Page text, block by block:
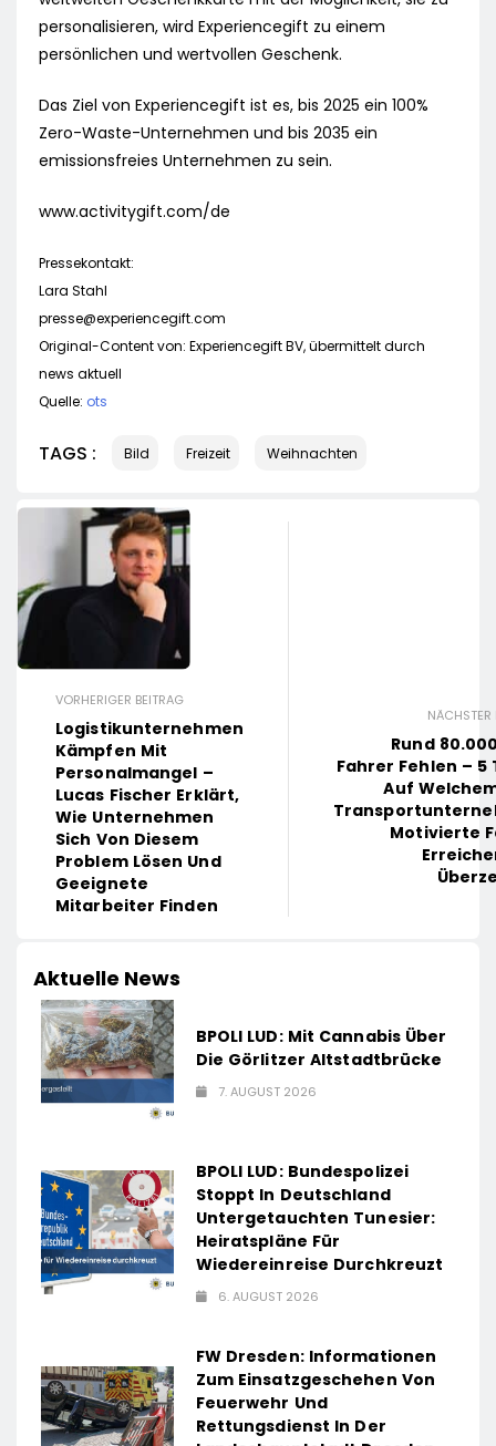
personalisieren, wird Experiencegift zu einem
persönlichen und wertvollen Geschenk.
Das Ziel von Experiencegift ist es, bis 2025 ein 100%
Zero-Waste-Unternehmen und bis 2035 ein
emissionsfreies Unternehmen zu sein.
www.activitygift.com/de
Pressekontakt:
Lara Stahl
presse@experiencegift.com
Original-Content von: Experiencegift BV, übermittelt durch
news aktuell
Quelle: ots
TAGS : Bild Freizeit Weihnachten
VORHERIGER BEITRAG
Logistikunternehmen
Kämpfen Mit
Personalmangel –
Lucas Fischer Erklärt,
Wie Unternehmen
Sich Von Diesem
Problem Lösen Und
Geeignete
Mitarbeiter Finden
NÄCHSTER
Rund
Fahrer Fehlen – 5
Auf
Motivierte
Aktuelle News
BPOLI LUD: Mit Cannabis Über
Die Görlitzer Altstadtbrücke
7. AUGUST 2026
BPOLI LUD: Bundespolizei
Stoppt In Deutschland
Untergetauchten Tunesier:
Heiratspläne Für
Wiedereinreise Durchkreuzt
6. AUGUST 2026
FW Dresden: Informationen
Zum Einsatzgeschehen Von
Feuerwehr Und
Rettungsdienst In Der